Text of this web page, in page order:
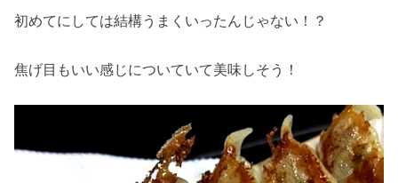
初めてにしては結構うまくいったんじゃない！？
焦げ目もいい感じについていて美味しそう！